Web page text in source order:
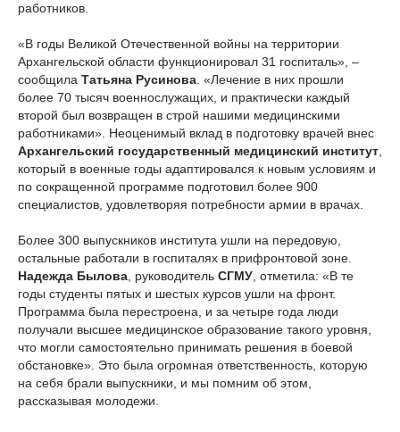
работников.
«В годы Великой Отечественной войны на территории
Архангельской области функционировал 31 госпиталь», –
сообщила Татьяна Русинова . «Лечение в них прошли
более 70 тысяч военнослужащих, и практически каждый
второй был возвращен в строй нашими медицинскими
работниками». Неоценимый вклад в подготовку врачей внес
Архангельский государственный медицинский институт
который в военные годы адаптировался к новым условиям и
по сокращенной программе подготовил более 900
специалистов, удовлетворяя потребности армии в врачах.
Более 300 выпускников института ушли на передовую,
остальные работали в госпиталях в прифронтовой зоне.
Надежда Былова , руководитель СГМУ , отметила: «В те
годы студенты пятых и шестых курсов ушли на фронт.
Программа была перестроена, и за четыре года люди
получали высшее медицинское образование такого уровня,
что могли самостоятельно принимать решения в боевой
обстановке». Это была огромная ответственность, которую
на себя брали выпускники, и мы помним об этом,
рассказывая молодежи.